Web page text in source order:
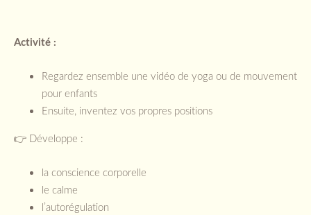
Activité :
Regardez ensemble une vidéo de yoga ou de mouvement
pour enfants
Ensuite, inventez vos propres positions
👉 Développe :
la conscience corporelle
le calme
l’autorégulation